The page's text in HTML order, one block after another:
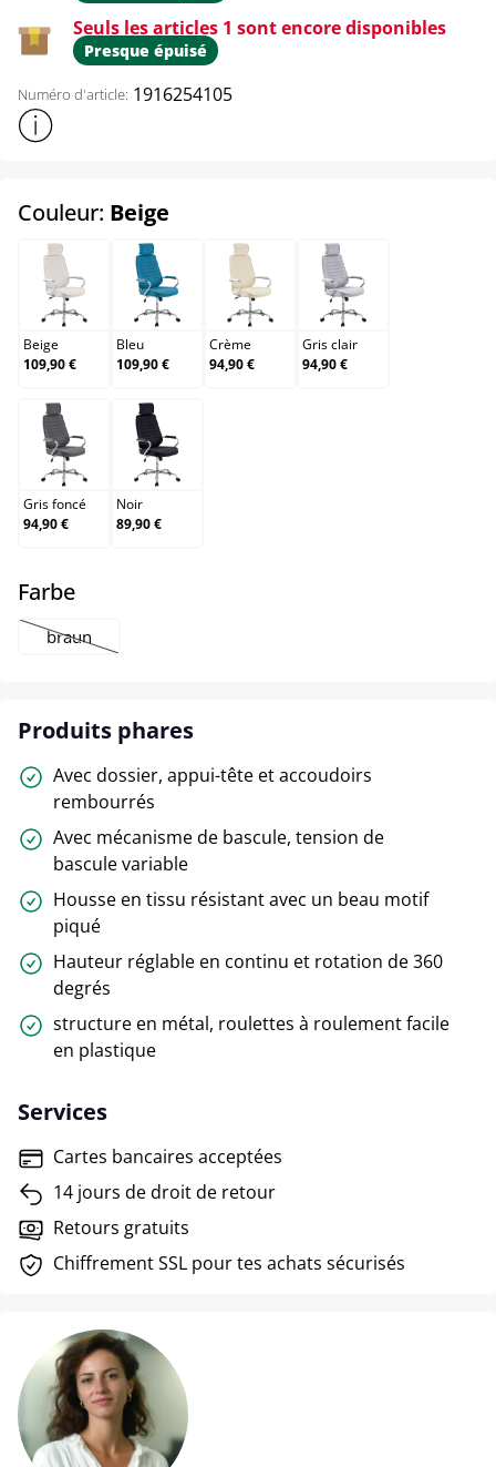
Seuls les articles 1 sont encore disponibles
Presque épuisé
Numéro d'article: 1916254105
Afficher plus d'informations sur le produit
Couleur: Beige
Beige
Beige
109,90 €
Bleu
Bleu
109,90 €
Crème
Crème
94,90 €
Gris clair
Gris clair
94,90 €
Gris foncé
Gris foncé
94,90 €
Noir
Noir
89,90 €
Farbeselect
braun
(Cette option n'est pas disponible pour le moment.)
Produits phares
Avec dossier, appui-tête et accoudoirs
rembourrés
Avec mécanisme de bascule, tension de
bascule variable
Housse en tissu résistant avec un beau motif
piqué
Hauteur réglable en continu et rotation de 360
degrés
structure en métal, roulettes à roulement facile
en plastique
Services
Cartes bancaires acceptées
14 jours de droit de retour
Retours gratuits
Chiffrement SSL pour tes achats sécurisés